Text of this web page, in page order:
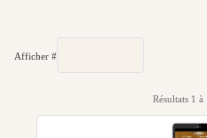
Afficher #
Résultats 1 à